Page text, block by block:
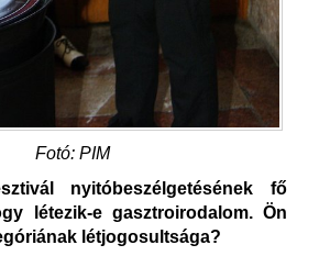
Fotó: PIM
nyitóbeszélgetésének fő
létezik-e gasztroirodalom. Ön
létjogosultsága?